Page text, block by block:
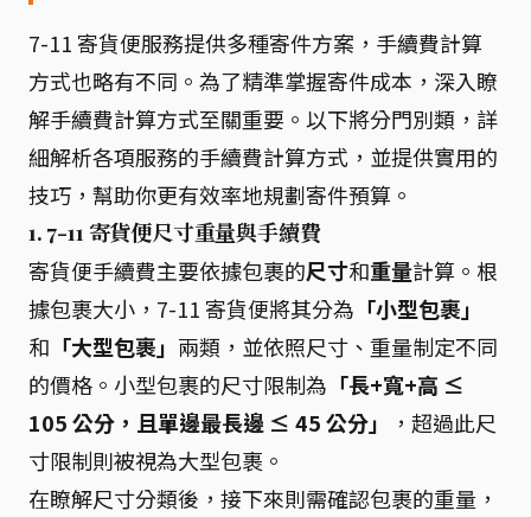
7-11 寄貨便服務提供多種寄件方案，手續費計算
方式也略有不同。為了精準掌握寄件成本，深入瞭
解手續費計算方式至關重要。以下將分門別類，詳
細解析各項服務的手續費計算方式，並提供實用的
技巧，幫助你更有效率地規劃寄件預算。
1. 7-11 寄貨便尺寸重量與手續費
寄貨便手續費主要依據包裹的尺寸和重量計算。根
據包裹大小，7-11 寄貨便將其分為 「小型包裹」
和 「大型包裹」 兩類，並依照尺寸、重量制定不同
的價格。小型包裹的尺寸限制為 「長+寬+高 ≤
105 公分，且單邊最長邊 ≤ 45 公分」
，超過此尺
寸限制則被視為大型包裹。
在瞭解尺寸分類後，接下來則需確認包裹的重量，